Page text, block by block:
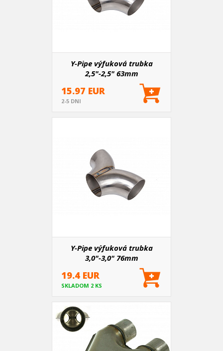
Y-Pipe výfuková trubka
2,5"-2,5" 63mm
15.97 EUR
2-5 DNI
Y-Pipe výfuková trubka
3,0"-3,0" 76mm
19.4 EUR
SKLADOM 2 KS